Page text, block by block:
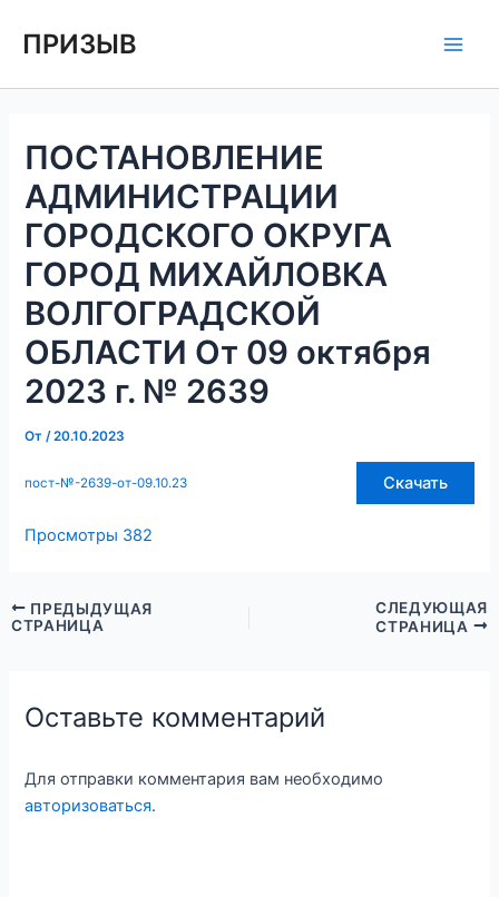
ПРИЗЫВ
ПОСТАНОВЛЕНИЕ
АДМИНИСТРАЦИИ
ГОРОДСКОГО ОКРУГА
ГОРОД МИХАЙЛОВКА
ВОЛГОГРАДСКОЙ
ОБЛАСТИ От 09 октября
2023 г. № 2639
От /20.10.2023
пост-№-2639-от-09.10.23 Скачать
Просмотры 382
по
ПРЕДЫДУЩАЯ
СТРАНИЦА
СЛЕДУЮЩАЯ
СТРАНИЦА
Оставьте комментарий
Для отправки комментария вам необходимо
авторизоваться.